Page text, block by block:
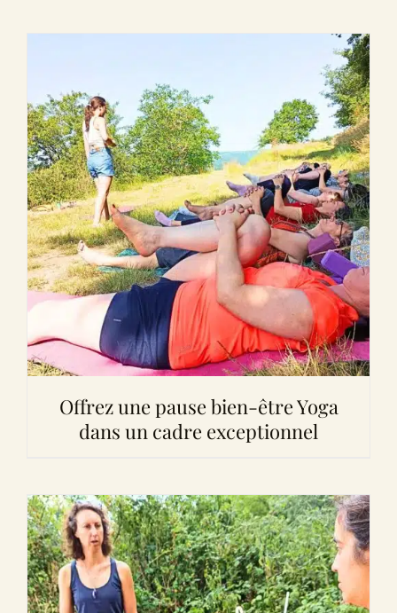
Offrez une pause bien-être Yoga
dans un cadre exceptionnel